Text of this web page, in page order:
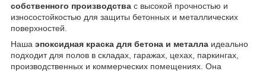
собственного производства с высокой прочностью и
износостойкостью для защиты бетонных и металлических
поверхностей.
Наша эпоксидная краска для бетона и металла идеально
подходит для полов в складах, гаражах, цехах, паркингах,
производственных и коммерческих помещениях. Она